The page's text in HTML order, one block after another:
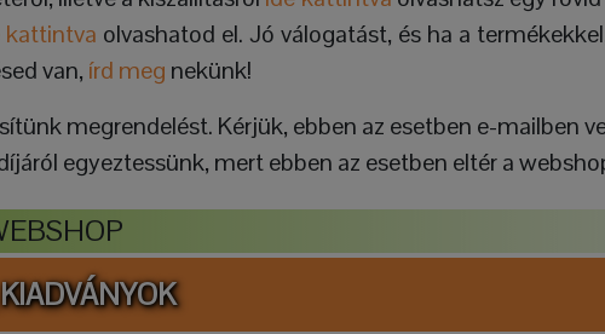
kattintva olvashatod el. Jó válogatást, és ha a
van, írd meg nekünk!
megrendelést. Kérjük, ebben az esetben e-mailben
egyeztessünk, mert ebben az esetben eltér a